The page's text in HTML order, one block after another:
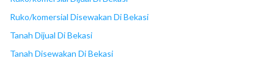
Ruko/komersial Disewakan Di Bekasi
Tanah Dijual Di Bekasi
Tanah Disewakan Di Bekasi